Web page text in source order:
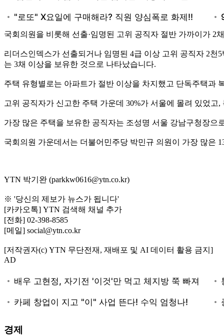
국회의원을 비롯해 선출·임명된 고위 공직자 절반 가까이가 2
리더스인덱스가 선출되거나 임명된 4급 이상 고위 공직자 2천
는 3채 이상을 보유한 것으로 나타났습니다.
주택 유형별로는 아파트가 절반 이상을 차지했고 단독주택과
고위 공직자가 신고한 주택 가운데 30%가 서울에 몰려 있었
가장 많은 주택을 보유한 공직자는 조성명 서울 강남구청장으
국회의원 가운데서는 더불어민주당 박민규 의원이 가장 많은
YTN 박기완 (parkkw0616@ytn.co.kr)
※ '당신의 제보가 뉴스가 됩니다'
[카카오톡] YTN 검색해 채널 추가
[전화] 02-398-8585
[메일] social@ytn.co.kr
[저작권자(c) YTN 무단전재, 재배포 및 AI 데이터 활용 금지]
AD
경제